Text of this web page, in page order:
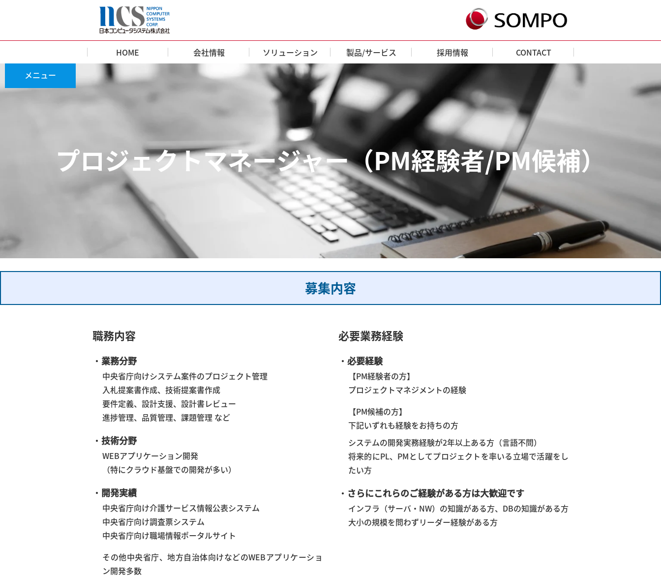
HOME 会社情報 ソリューション 製品/サービス 採用情報 CONTACT
TOP 募集要項 プロジェクトマネージャー（PM経験者/PM候補）
プロジェクトマネージャー（PM経験者/PM候補）
メニュー
募集内容
職務内容
・ 業務分野
中央省庁向けシステム案件のプロジェクト管理
入札提案書作成、技術提案書作成
要件定義、設計支援、設計書レビュー
進捗管理、品質管理、課題管理 など
・ 技術分野
WEBアプリケーション開発
（特にクラウド基盤での開発が多い）
・ 開発実績
中央省庁向け介護サービス情報公表システム
中央省庁向け調査票システム
中央省庁向け職場情報ポータルサイト
その他中央省庁、地方自治体向けなどのWEBアプリケーショ
ン開発多数
必要業務経験
・ 必要経験
【PM経験者の方】
プロジェクトマネジメントの経験
【PM候補の方】
下記いずれも経験をお持ちの方
システムの開発実務経験が2年以上ある方（言語不問）
将来的にPL、PMとしてプロジェクトを率いる立場で活躍をし
たい方
・ さらにこれらのご経験がある方は大歓迎です
インフラ（サーバ・NW）の知識がある方、DBの知識がある方
大小の規模を問わずリーダー経験がある方